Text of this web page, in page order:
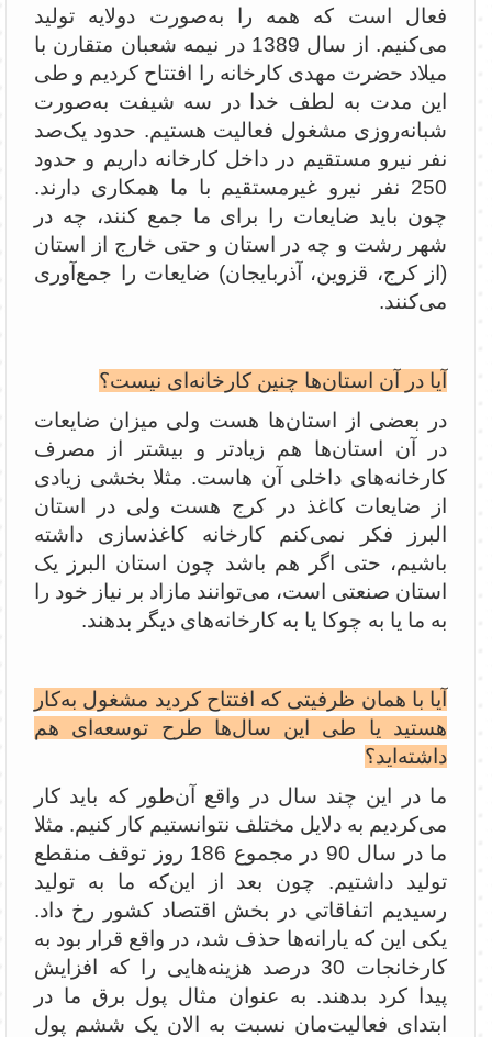
فعال است که همه را به‌صورت دولایه تولید
می‌کنیم. از سال 1389 در نیمه شعبان متقارن با
میلاد حضرت مهدی کارخانه را افتتاح کردیم و طی
این مدت به لطف خدا در سه شیفت به‌صورت
شبانه‌روزی مشغول فعالیت هستیم. حدود یک‌صد
نفر نیرو مستقیم در داخل کارخانه داریم و حدود
250 نفر نیرو غیرمستقیم با ما همکاری دارند.
چون باید ضایعات را برای ما جمع کنند، چه در
شهر رشت و چه در استان و حتی خارج از استان
(از کرج، قزوین، آذربایجان) ضایعات را جمع‌آوری
می‌کنند.
آیا در آن استان‌ها چنین کارخانه‌ای نیست؟
در بعضی از استان‌ها هست ولی میزان ضایعات
در آن استان‌ها هم زیادتر و بیشتر از مصرف
کارخانه‌های داخلی آن هاست. مثلا بخشی زیادی
از ضایعات کاغذ در کرج هست ولی در استان
البرز فکر نمی‌کنم کارخانه کاغذسازی داشته
باشیم، حتی اگر هم باشد چون استان البرز یک
استان صنعتی است، می‌توانند مازاد بر نیاز خود را
به ما یا به چوکا یا به کارخانه‌های دیگر بدهند.
آیا با همان ظرفیتی که افتتاح کردید مشغول به‌کار
هستید یا طی این سال‌ها طرح توسعه‌ای هم
داشته‌اید؟
ما در این چند سال در واقع آن‌طور که باید کار
می‌کردیم به دلایل مختلف نتوانستیم کار کنیم. مثلا
ما در سال 90 در مجموع 186 روز توقف منقطع
تولید داشتیم. چون بعد از این‌که ما به تولید
رسیدیم اتفاقاتی در بخش اقتصاد کشور رخ داد.
یکی این که یارانه‌ها حذف شد، در واقع قرار بود به
کارخانجات 30 درصد هزینه‌هایی را که افزایش
پیدا کرد بدهند. به عنوان مثال پول برق ما در
ابتدای فعالیت‌مان نسبت به الان یک ششم پول